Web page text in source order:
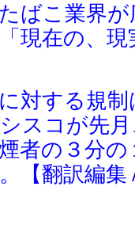
ばこ業界
現在の、
対する規
スコが先
者の３分
【翻訳編集